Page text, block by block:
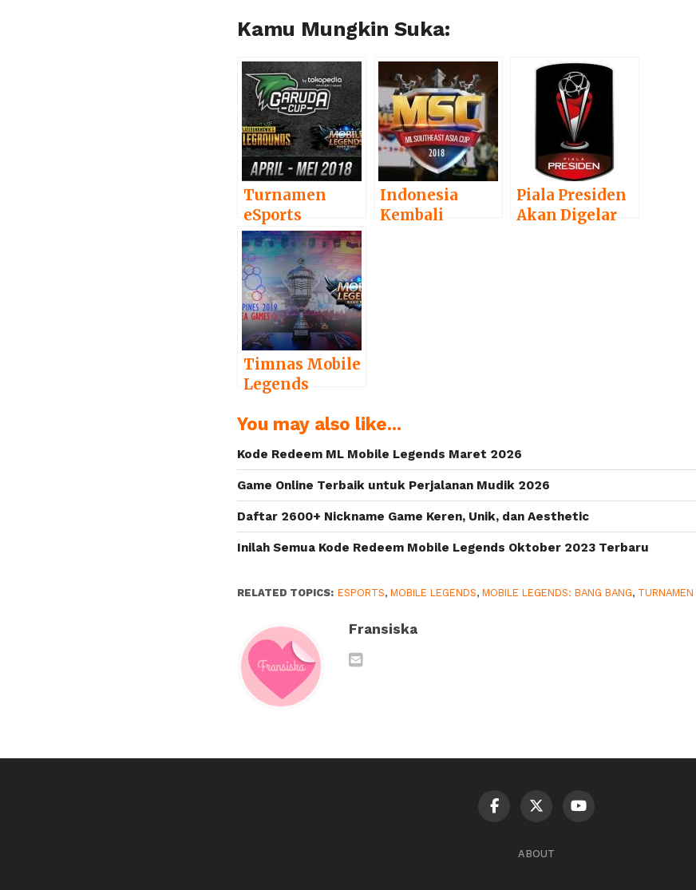
Kamu Mungkin Suka:
Turnamen
eSports
Indonesia
Garuda Cup
2018 Siap
Digelar
Indonesia
Kembali
Piala Presiden
Akan Digelar
Timnas Mobile
Legends
Gagal Raih
SEA Games
2019
You may also like...
Kode Redeem ML Mobile Legends Maret 2026
Game Online Terbaik untuk Perjalanan Mudik 2026
Daftar 2600+ Nickname Game Keren, Unik, dan Aesthetic
Inilah Semua Kode Redeem Mobile Legends Oktober 2023 Terbaru
RELATED TOPICS: ESPORTS,MOBILE LEGENDS,MOBILE LEGENDS: BANG BANG, TURNAMEN
Fransiska
ABOUT